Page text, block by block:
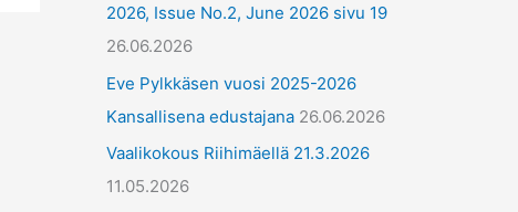
2026, Issue No.2, June 2026 sivu 19
26.06.2026
Eve Pylkkäsen vuosi 2025-2026
Kansallisena edustajana 26.06.2026
Vaalikokous Riihimäellä 21.3.2026
11.05.2026